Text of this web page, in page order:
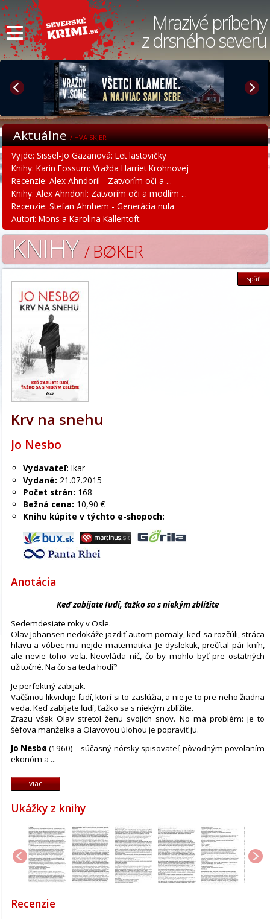
≡ Mrazivé príbehy
z drsného severu
Aktuálne/ HVA SKJER
Vyjde: Sissel-Jo Gazanová: Let lastovičky
Knihy: Karin Fossum: Vražda Harriet Krohnovej
Recenzie: Alex Ahndoril - Zatvorím oči a ...
Knihy: Alex Ahndoril: Zatvorím oči a modlím ...
Recenzie: Stefan Ahnhem - Generácia nula
Autori: Mons a Karolina Kallentoft
KNIHY/ B∅KER
späť
Krv na snehu
Jo Nesbo
Vydavateľ: Ikar
Vydané: 21.07.2015
Počet strán: 168
Bežná cena: 10,90 €
Knihu kúpite v týchto e-shopoch:
Anotácia
Keď zabíjate ľudí, ťažko sa s niekým zblížite
Sedemdesiate roky v Osle.
Olav Johansen nedokáže jazdiť autom pomaly, keď sa rozčúli, stráca
hlavu a vôbec mu nejde matematika. Je dyslektik, prečítal pár kníh,
ale nevie toho veľa. Neovláda nič, čo by mohlo byť pre ostatných
užitočné. Na čo sa teda hodí?
Je perfektný zabijak.
Väčšinou likviduje ľudí, ktorí si to zaslúžia, a nie je to pre neho žiadna
veda. Keď zabíjate ľudí, ťažko sa s niekým zblížite.
Zrazu však Olav stretol ženu svojich snov. No má problém: je to
šéfova manželka a Olavovou úlohou je popraviť ju.
Jo Nesbø (1960) – súčasný nórsky spisovateľ, pôvodným povolaním
ekonóm a ...
viac
Ukážky z knihy
Recenzie